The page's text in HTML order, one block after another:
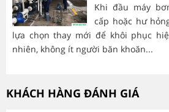
Khi đầu máy
cấp hoặc hư
lựa chọn thay mới để khôi phục
nhiên, không ít người băn khoăn...
KHÁCH HÀNG ĐÁNH GIÁ